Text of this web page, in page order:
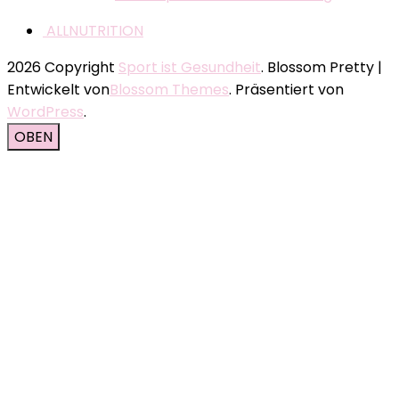
ALLNUTRITION
2026 Copyright Sport ist Gesundheit. Blossom Pretty |
Entwickelt vonBlossom Themes. Präsentiert von
WordPress.
OBEN